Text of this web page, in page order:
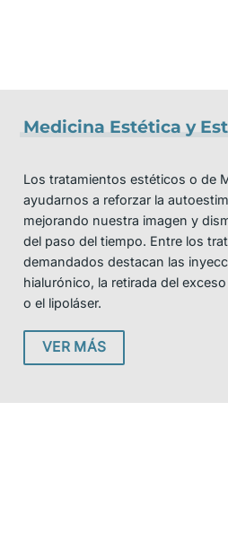
Medicina Estética y
Los tratamientos estéticos o de
ayudarnos a reforzar la
mejorando nuestra imagen y
del paso del tiempo. Entre los
demandados destacan las
hialurónico, la retirada del
o el lipoláser.
VER MÁS